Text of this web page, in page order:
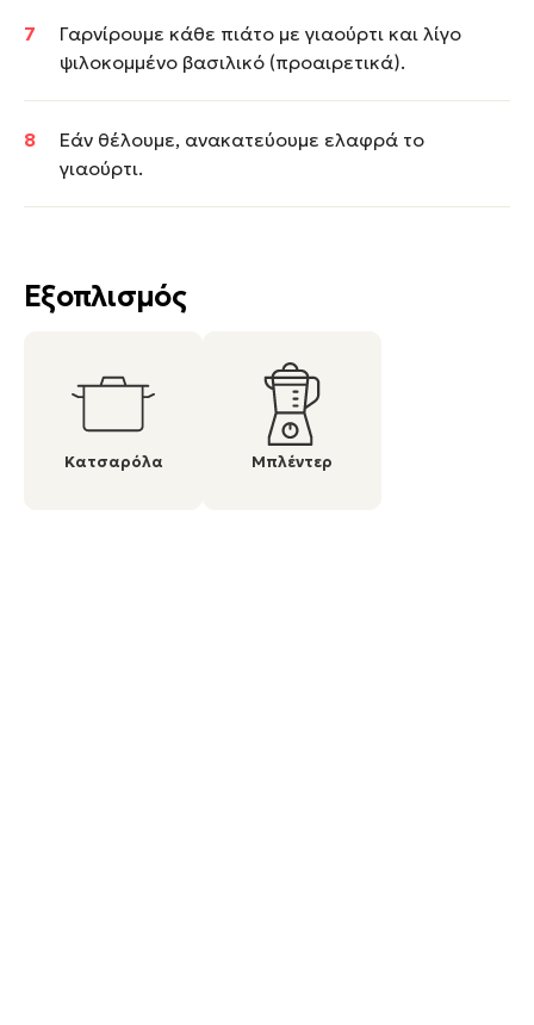
Εξοπλισμός
Κατσαρόλα Μπλέντερ
Γαρνίρουμε κάθε πιάτο με γιαούρτι και λίγο
ψιλοκομμένο βασιλικό (προαιρετικά).
Εάν θέλουμε, ανακατεύουμε ελαφρά το
γιαούρτι.